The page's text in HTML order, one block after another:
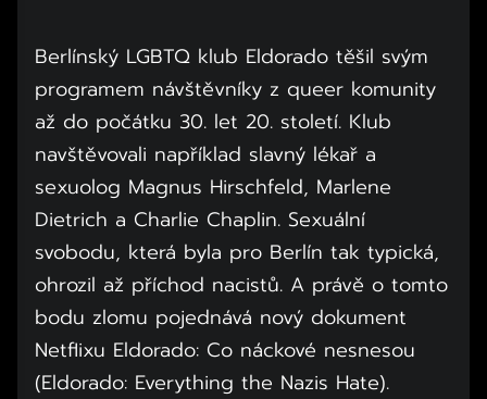
Berlínský LGBTQ klub Eldorado těšil svým
programem návštěvníky z queer komunity
až do počátku 30. let 20. století. Klub
navštěvovali například slavný lékař a
sexuolog Magnus Hirschfeld, Marlene
Dietrich a Charlie Chaplin. Sexuální
svobodu, která byla pro Berlín tak typická,
ohrozil až příchod nacistů. A právě o tomto
bodu zlomu pojednává nový dokument
Netflixu Eldorado: Co náckové nesnesou
(Eldorado: Everything the Nazis Hate).